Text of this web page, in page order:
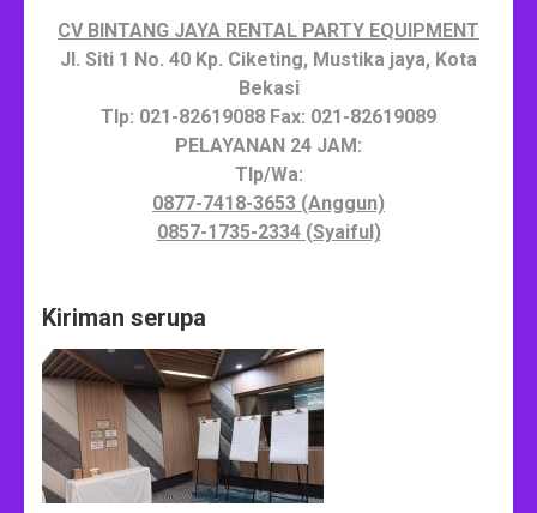
CV BINTANG JAYA RENTAL PARTY EQUIPMENT
Jl. Siti 1 No. 40 Kp. Ciketing, Mustika jaya, Kota
Bekasi
Tlp: 021-82619088 Fax: 021-82619089
PELAYANAN 24 JAM:
Tlp/Wa:
0877-7418-3653 (Anggun)
0857-1735-2334 (Syaiful)
Kiriman serupa